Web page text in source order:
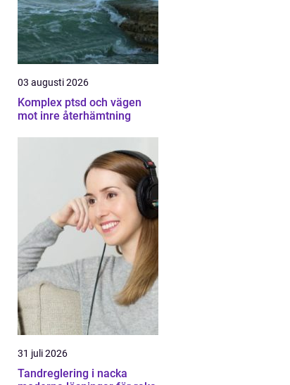
03 augusti 2026
Komplex ptsd och vägen
mot inre återhämtning
31 juli 2026
Tandreglering i nacka